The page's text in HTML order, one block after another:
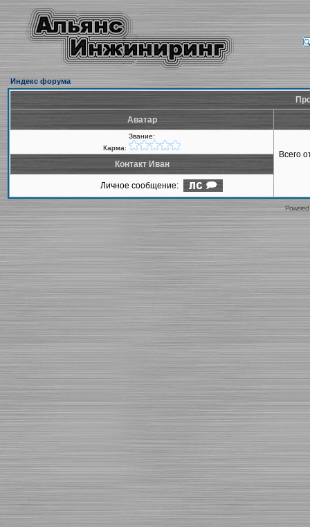
Индекс форума
Аватар
Звание:
Карма:
Всего
Контакт Иван
Личное сообщение: